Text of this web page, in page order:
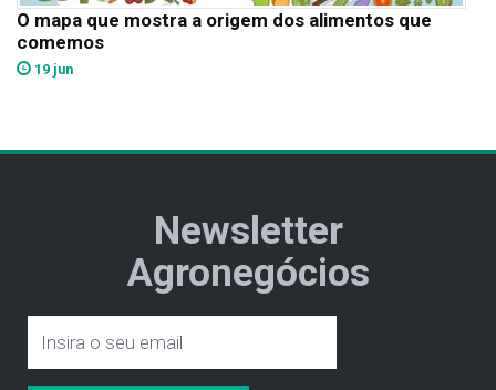
O mapa que mostra a origem dos alimentos que
comemos
19 jun
Newsletter
Agronegócios